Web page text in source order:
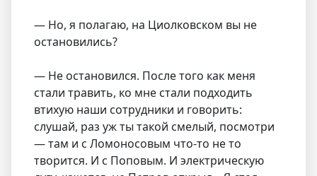
— Но, я полагаю, на Циолковском вы не
остановились?
— Не остановился. После того как меня
стали травить, ко мне стали подходить
втихую наши сотрудники и говорить:
слушай, раз уж ты такой смелый, посмотри
— там и с Ломоносовым что-то не то
творится. И с Поповым. И электрическую